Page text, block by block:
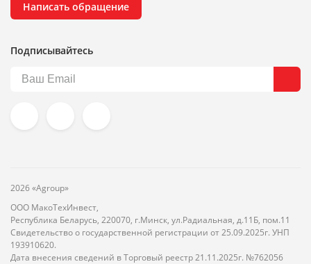
Написать обращение
Подписывайтесь
2026 «Agroup»
ООО МакоТехИнвест,
Республика Беларусь, 220070, г.Минск, ул.Радиальная, д.11Б, пом.11
Свидетельство о государственной регистрации от 25.09.2025г. УНП
193910620.
Дата внесения сведений в Торговый реестр 21.11.2025г. №762056